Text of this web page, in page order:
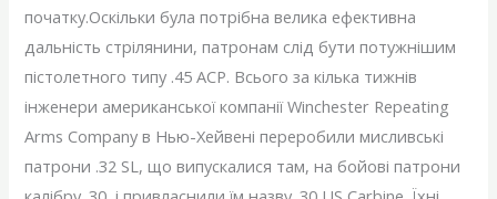
початку.Оскільки була потрібна велика ефективна
дальність стрілянини, патронам слід бути потужнішим
пістолетного типу .45 АСР. Всього за кілька тижнів
інженери американської компанії Winchester Repeating
Arms Company в Нью-Хейвені переробили мисливські
патрони .32 SL, що випускалися там, на бойові патрони